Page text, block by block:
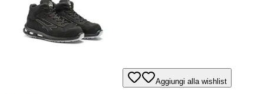
Aggiungi alla wishlist